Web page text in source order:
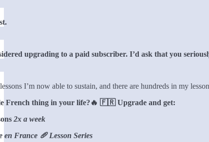
upgrading to a paid subscriber. I’d ask that you
I’m now able to sustain, and there are hundreds in my
French thing in your life?🔥 🇫🇷 Upgrade and get:
2x a week
France 🥖 Lesson Series